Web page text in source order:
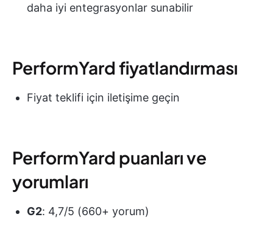
daha iyi entegrasyonlar sunabilir
PerformYard fiyatlandırması
Fiyat teklifi için iletişime geçin
PerformYard puanları ve
yorumları
G2: 4,7/5 (660+ yorum)